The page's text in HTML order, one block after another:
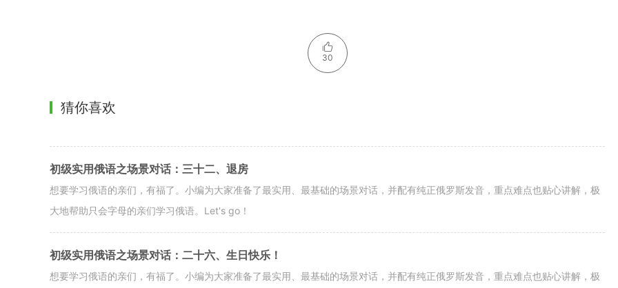
30
猜你喜欢
初级实用俄语之场景对话：三十二、退房
想要学习俄语的亲们，有福了。小编为大家准备了最实用、最基础的场景对话，并配有纯正俄罗斯发音，重点难点也贴心讲解，极
大地帮助只会字母的亲们学习俄语。Let's go！
初级实用俄语之场景对话：二十六、生日快乐！
想要学习俄语的亲们，有福了。小编为大家准备了最实用、最基础的场景对话，并配有纯正俄罗斯发音，重点难点也贴心讲解，极